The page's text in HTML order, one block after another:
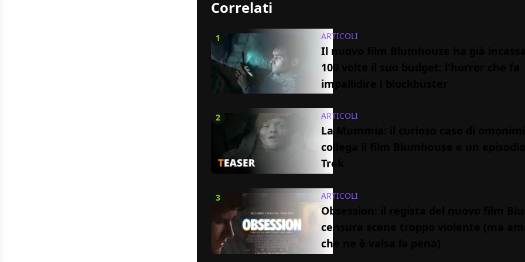
Correlati
1 ARTICOLI
Il nuovo film Blumhouse ha già
100 volte il suo budget: l'horror che fa
impallidire i blockbuster
2 ARTICOLI
La Mummia: il curioso caso di
collega il film Blumhouse e un episodio
Trek
3 ARTICOLI
Obsession: il regista del nuovo film
censura scene troppo violente (ma
che ne è valsa la pena)